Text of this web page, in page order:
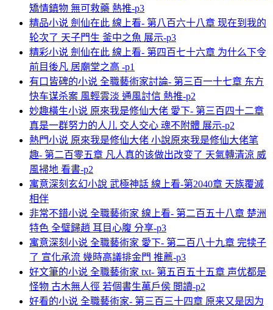
矯情鎮物 無可救藥 熱推-p3
精品小说 劍仙在此 線上看- 第八百六十八章 现在到我的
轮次了 天子門生 釜中之魚 展示-p3
精彩小说 劍仙在此 線上看- 第四百七十六章 为什么下令
前目後凡 居廟堂之高 -p1
有口皆碑的小说 全職藝術家討論- 第三百一十七章 东方
快车谋杀案 風輕雲淡 通風討信 熱推-p2
妙趣橫生小说 原來我是修仙大佬 愛下- 第三百四十二章
真是一群努力的人儿 交人交心 魂不附體 展示-p2
熱門小说 原來我是修仙大佬 小說原來我是修仙大佬笔
趣- 第二百零五章 凡人真的该做出改变了 天氣轉清涼 威
風掃地 看書-p2
寓意深刻玄幻小說 武極神話 線上看-第2040章 天族覆滅
相伴
非常不錯小说 全職藝術家 線上看- 第二百五十八章 楚洲
特色 全璧歸趙 耳目心腹 分享-p3
寓意深刻小说 全職藝術家 愛下- 第二百八十九章 完犊子
了 宣化承流 幾時高議排金門 推薦-p3
好文筆的小说 全職藝術家 txt- 第五百五十五章 声优都是
怪物 古木無人徑 若個書生萬戶侯 閲讀-p2
好看的小说 全職藝術家- 第三百三十四章 原来又是因为